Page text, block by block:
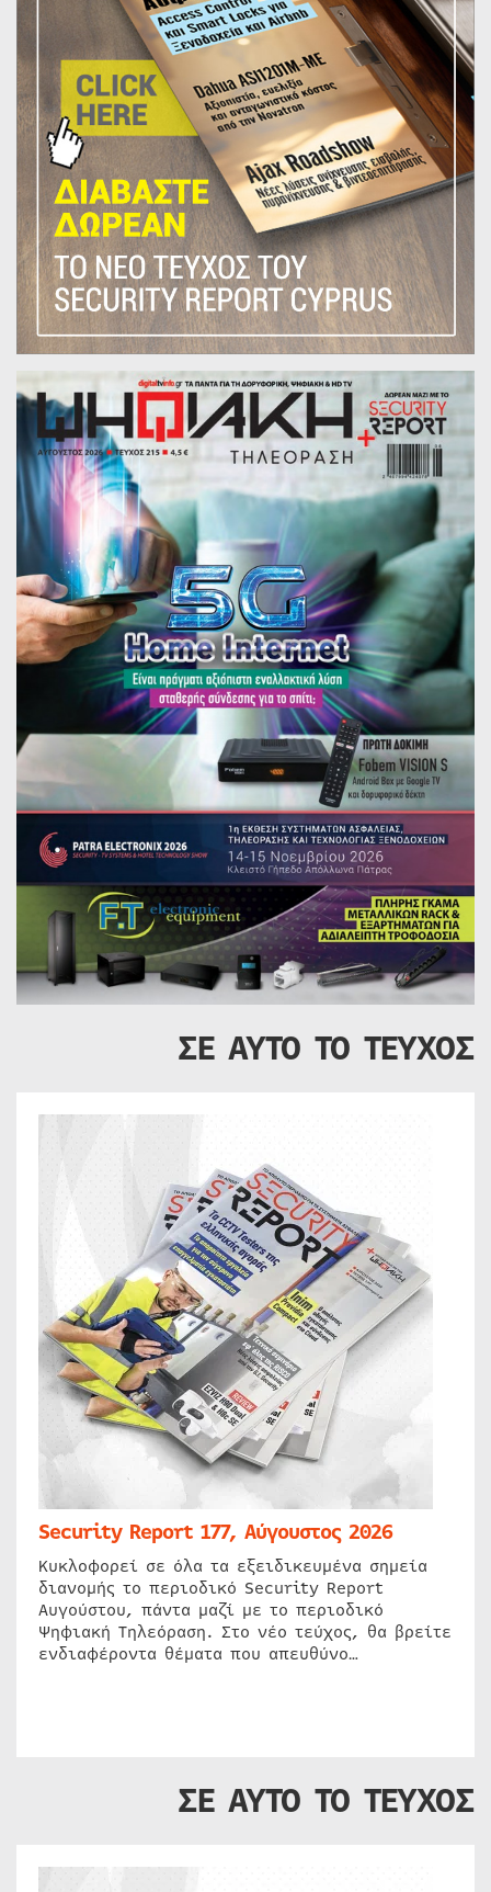
ΣΕ ΑΥΤΟ ΤΟ ΤΕΥΧΟΣ
Security Report 177, Αύγουστος 2026
Κυκλοφορεί σε όλα τα εξειδικευμένα σημεία
διανομής το περιοδικό Security Report
Αυγούστου, πάντα μαζί με το περιοδικό
Ψηφιακή Τηλεόραση. Στο νέο τεύχος, θα βρείτε
ενδιαφέροντα θέματα που απευθύνο…
ΣΕ ΑΥΤΟ ΤΟ ΤΕΥΧΟΣ